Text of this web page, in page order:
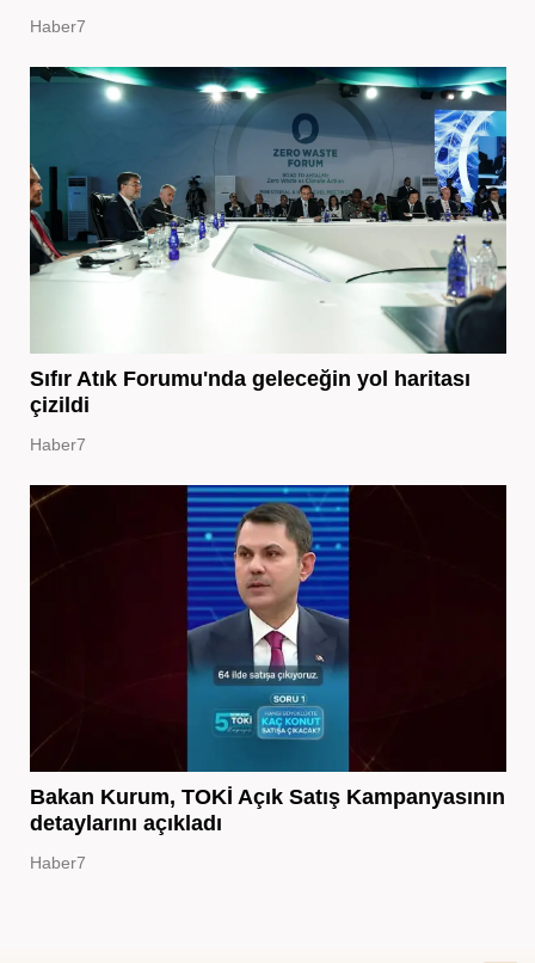
Haber7
Sıfır Atık Forumu'nda geleceğin yol haritası
çizildi
Haber7
Bakan Kurum, TOKİ Açık Satış Kampanyasının
detaylarını açıkladı
Haber7